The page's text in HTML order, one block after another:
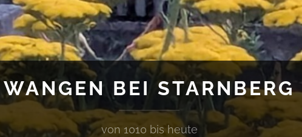
WANGEN BEI STARNBERG
von 1010 bis heute